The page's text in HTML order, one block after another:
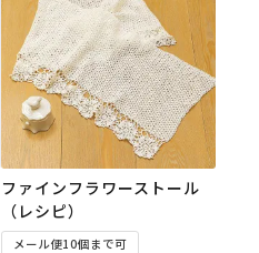
ファインフラワーストール
（レシピ）
メール便10個まで可